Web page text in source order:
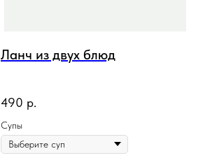
Ланч из двух блюд
490 р.
Супы